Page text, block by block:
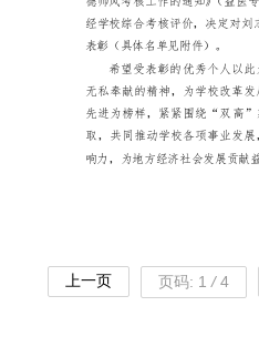
上一页 页码: 1 /4